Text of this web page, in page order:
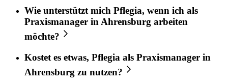
Wie unterstützt mich Pflegia, wenn ich als
Praxismanager inAhrensburg arbeiten
möchte?
Kostet es etwas, Pflegia als Praxismanager in
Ahrensburg zu nutzen?